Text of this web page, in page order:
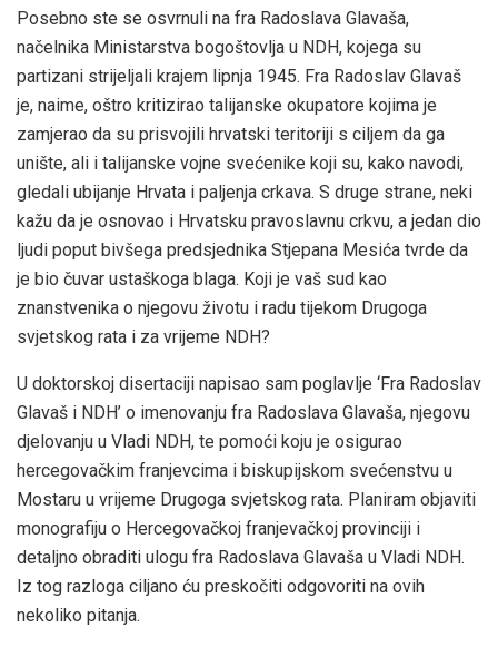
Posebno ste se osvrnuli na fra Radoslava Glavaša,
načelnika Ministarstva bogoštovlja u NDH, kojega su
partizani strijeljali krajem lipnja 1945. Fra Radoslav Glavaš
je, naime, oštro kritizirao talijanske okupatore kojima je
zamjerao da su prisvojili hrvatski teritoriji s ciljem da ga
unište, ali i talijanske vojne svećenike koji su, kako navodi,
gledali ubijanje Hrvata i paljenja crkava. S druge strane, neki
kažu da je osnovao i Hrvatsku pravoslavnu crkvu, a jedan dio
ljudi poput bivšega predsjednika Stjepana Mesića tvrde da
je bio čuvar ustaškoga blaga. Koji je vaš sud kao
znanstvenika o njegovu životu i radu tijekom Drugoga
svjetskog rata i za vrijeme NDH?
U doktorskoj disertaciji napisao sam poglavlje ‘Fra Radoslav
Glavaš i NDH’ o imenovanju fra Radoslava Glavaša, njegovu
djelovanju u Vladi NDH, te pomoći koju je osigurao
hercegovačkim franjevcima i biskupijskom svećenstvu u
Mostaru u vrijeme Drugoga svjetskog rata. Planiram objaviti
monografiju o Hercegovačkoj franjevačkoj provinciji i
detaljno obraditi ulogu fra Radoslava Glavaša u Vladi NDH.
Iz tog razloga ciljano ću preskočiti odgovoriti na ovih
nekoliko pitanja.